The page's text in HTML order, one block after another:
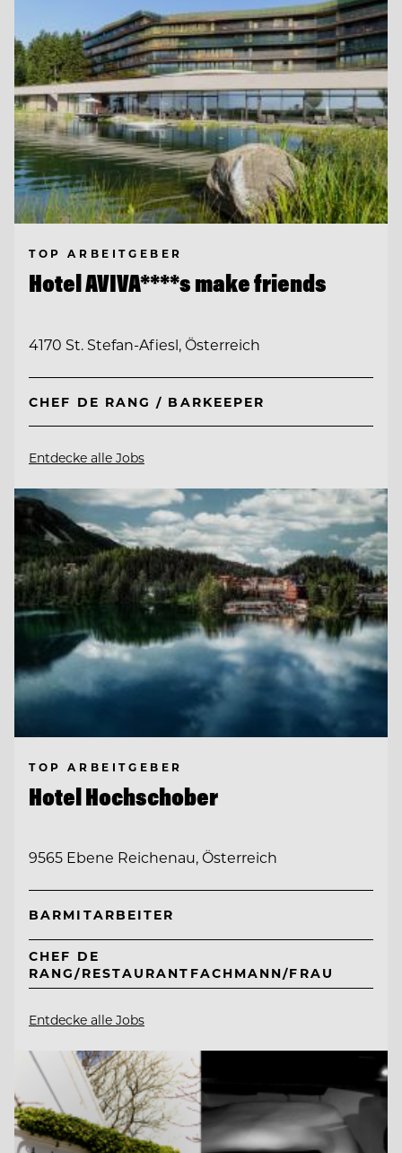
TOP ARBEITGEBER
Hotel AVIVA****s make friends
4170 St. Stefan-Afiesl, Österreich
CHEF DE RANG / BARKEEPER
Entdecke alle Jobs
TOP ARBEITGEBER
Hotel Hochschober
9565 Ebene Reichenau, Österreich
BARMITARBEITER
CHEF DE
RANG/RESTAURANTFACHMANN/FRAU
Entdecke alle Jobs